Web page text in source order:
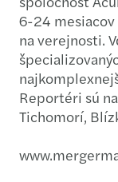
6-24
na verejnosti.
Reportéri sú
Tichomorí,